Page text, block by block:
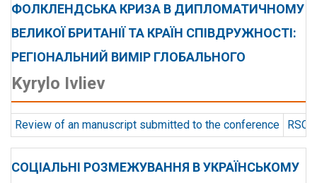
ФОЛКЛЕНДСЬКА КРИЗА В ДИПЛОМАТИЧНОМУ
ВЕЛИКОЇ БРИТАНІЇ ТА КРАЇН СПІВДРУЖНОСТІ:
РЕГІОНАЛЬНИЙ ВИМІР ГЛОБАЛЬНОГО
Kyrylo Ivliev
Review of an manuscript submitted to the conference
СОЦІАЛЬНІ РОЗМЕЖУВАННЯ В УКРАЇНСЬКОМУ